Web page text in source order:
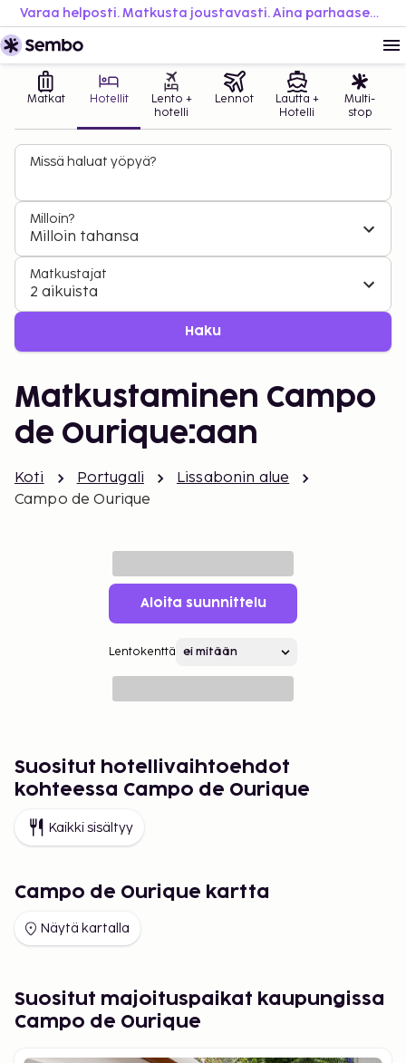
Varaa helposti. Matkusta joustavasti. Aina parhaaseen hintaan.
Matkat Hotellit
Lento +
hotelli
Lennot
Lautta +
Hotelli
Multi-
stop
Missä haluat yöpyä?
Milloin?
Milloin tahansa
Matkustajat
2 aikuista
Haku
Matkustaminen Campo
de Ourique:aan
Koti Portugali
Lissabonin alue
Campo de Ourique
Aloita suunnittelu
Lentokenttä
Suositut hotellivaihtoehdot
kohteessa Campo de Ourique
Kaikki sisältyy
Campo de Ourique kartta
Näytä kartalla
Suositut majoituspaikat kaupungissa
Campo de Ourique